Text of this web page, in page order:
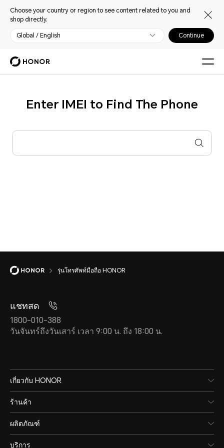
Choose your country or region to see content related to you and
shop directly.
Global / English Continue
Enter IMEI to Find The Phone
รุ่นโทรศัพท์มือถือ HONOR
แชทสด
1800-010-388
วันจันทร์ถึงวันเสาร์ เวลา 9:00 น. ถึง 18:00 น.
เกี่ยวกับ HONOR
ร้านค้า
ผลิตภัณฑ์
บริการ